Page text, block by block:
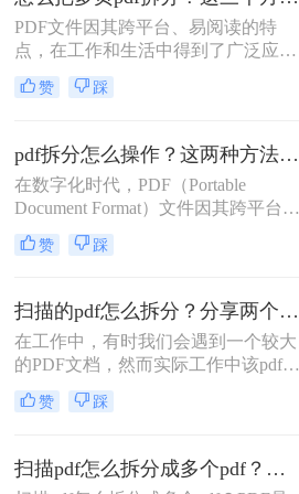
PDF文件因其跨平台、易阅读的特
点，在工作和生活中得到了广泛应
用。然而，有时我们需要将多页的
PDF文件拆分成单独页面或多个部
么把多页pdf拆分呢？本文将介绍三种
拆分多页PDF文件的实用方法，帮助
您轻松应对各种拆分需求。
赞 踩
pdf拆分怎么操作？这两种方法简单好用！
在数字化时代，PDF（Portable
Document Format）文件因其跨平台兼
容性和内容稳定性而广受欢迎。然
而，有时我们需要对大型PDF文件进
分割成更小的单元，以便于管理、分
享或编辑。那么PDF拆分怎么操作
呢？本文将为您介绍几种常见的PDF
拆分方法，帮助您轻松完成这项任
务。
赞 踩
扫描的pdf怎么拆分？分享两个实用拆分的方法！
在工作中，有时我们会遇到一个较大
的PDF文档，然而实际工作中该pdf文
档的内容是分模块处理的。这时我们
就可以使用PDF拆分功能，将整个
文档，方便工作中文档的传输处理和
重要内容的查找。下面我们就将介绍
赞 踩
扫描pdf怎么拆分成多个pdf？这三种PDF拆分方法轻松搞定！